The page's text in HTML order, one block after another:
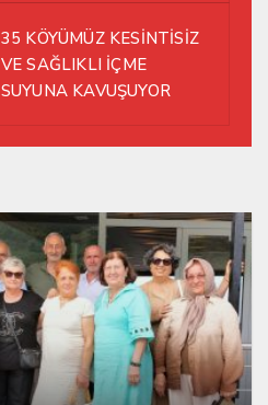
35 KÖYÜMÜZ KESİNTİSİZ
VE SAĞLIKLI İÇME
SUYUNA KAVUŞUYOR